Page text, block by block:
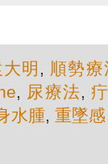
明 , 順勢療
, 尿療法,
水腫,重墜感